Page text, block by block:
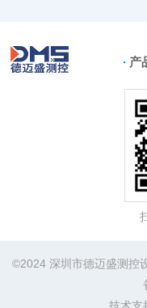
产
©2024 深圳市德迈盛测控